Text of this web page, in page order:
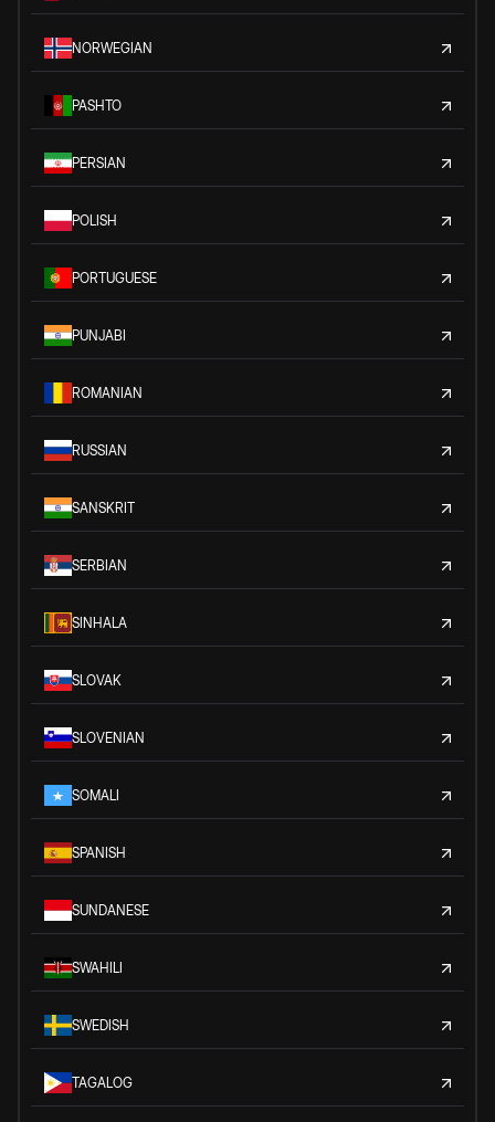
NORWEGIAN
PASHTO
PERSIAN
POLISH
PORTUGUESE
PUNJABI
ROMANIAN
RUSSIAN
SANSKRIT
SERBIAN
SINHALA
SLOVAK
SLOVENIAN
SOMALI
SPANISH
SUNDANESE
SWAHILI
SWEDISH
TAGALOG